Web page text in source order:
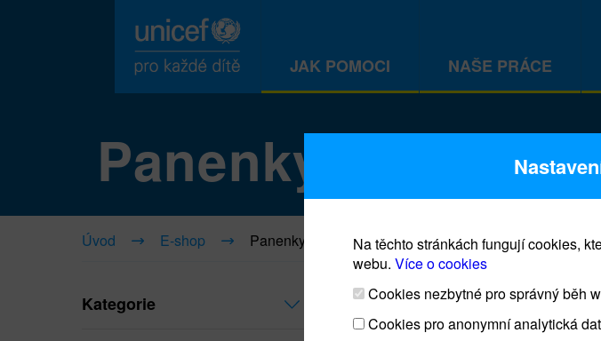
JAK POMOCI NAŠE PRÁCE
Panenky
Úvod E-shop Panenky
Kategorie Adoptuj
Na těchto stránkách fungují cookies,
webu. Více o cookies
Cookies nezbytné pro správný běh
Cookies pro anonymní analytická